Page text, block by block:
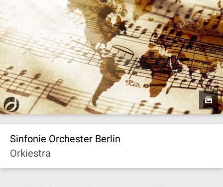
Sinfonie Orchester Berlin
Orkiestra